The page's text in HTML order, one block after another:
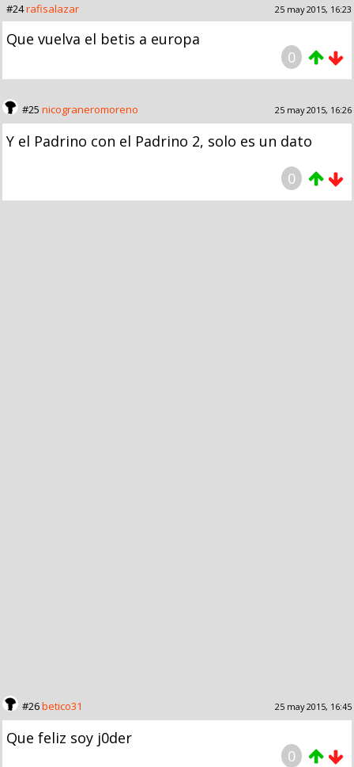
#24rafisalazar 25 may 2015, 16:23
Que vuelva el betis a europa
0
#25 nicograneromoreno 25 may 2015, 16:26
Y el Padrino con el Padrino 2, solo es un dato
0
#26betico31 25 may 2015, 16:45
Que feliz soy j0der
0